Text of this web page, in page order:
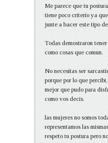
Me parece que tu
tiene poco criterio ya
junte a hacer este tipo
Todas demostraron
como cosas que comun.
No necesitas ser
porque por lo que
mejor que pudo para
como vos decis.
las mujeres no somos
representamos las
respeto tu postura pero